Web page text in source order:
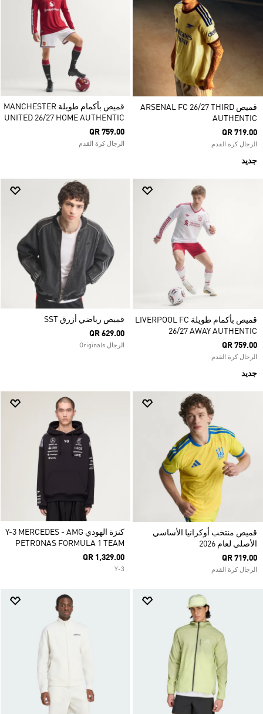
قميص ARSENAL FC 26/27 THIRD
AUTHENTIC
QR 719.00
الرجال كرة القدم
جديد
قميص بأكمام طويلة MANCHESTER
UNITED 26/27 HOME AUTHENTIC
QR 759.00
الرجال كرة القدم
قميص بأكمام طويلة LIVERPOOL FC
26/27 AWAY AUTHENTIC
QR 759.00
الرجال كرة القدم
جديد
قميص رياضي أزرق SST
QR 629.00
الرجال Originals
قميص منتخب أوكرانيا الأساسي
الأصلي لعام 2026
QR 719.00
الرجال كرة القدم
كنزة الهودي Y-3 MERCEDES - AMG
PETRONAS FORMULA 1 TEAM
QR 1,329.00
Y-3